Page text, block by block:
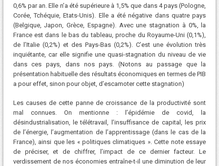
0,6% par an. Elle n’a été supérieure à 1,5% que dans 4 pays (Pologne,
Corée, Tchéquie, Etats-Unis). Elle a été négative dans quatre pays
(Belgique, Japon, Grèce, Espagne). Avec une stagnation à 0%, la
France est dans le bas du tableau, proche du Royaume-Uni (0,1%),
de l’Italie (0,2%) et des Pays-Bas (0,2%). C’est une évolution très
inquiétante, car elle signifie une quasi-stagnation du niveau de vie
dans ces pays, dans nos pays. (Notons au passage que la
présentation habituelle des résultats économiques en termes de PIB
a pour effet, sinon pour objet, d’escamoter cette stagnation)
Les causes de cette panne de croissance de la productivité sont
mal connues. On mentionne : l’épidémie de covid, la
désindustrialisation, le télétravail, l’insuffisance de capital, les prix
de l’énergie, l’augmentation de l’apprentissage (dans le cas de la
France), ainsi que les « politiques climatiques ». Cette note essaye
de préciser, et de chiffrer, l’impact de ce dernier facteur. Le
verdissement de nos économies entraîne-t-il une diminution de leur